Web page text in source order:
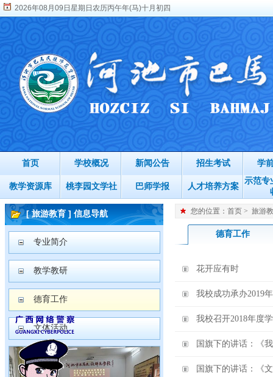
2026年08月09日星期日农历丙午年(马)十月初四
首页 学校概况 新闻公告 招生考试 学
教学资源库 桃李园文学社 巴师学报 人才培养方案
示范专
[ 旅游教育 ] 信息导航
专业简介
教学教研
德育工作
文体活动
您的位置： 首页> 旅游
德育工作
花开应有时
我校成功承办2019
我校召开2018年度
国旗下的讲话：《
国旗下的讲话：《